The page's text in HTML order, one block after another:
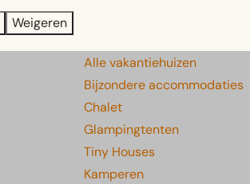
Alle vakantiehuizen
Bijzondere accommodaties
Chalet
Glampingtenten
Tiny Houses
Kamperen
Weigeren